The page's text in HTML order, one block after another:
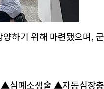
하기 위해 마련됐으며, 군
▲심폐소생술 ▲자동심장충